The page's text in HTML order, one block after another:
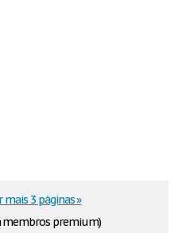
membros premium)
3 páginas »